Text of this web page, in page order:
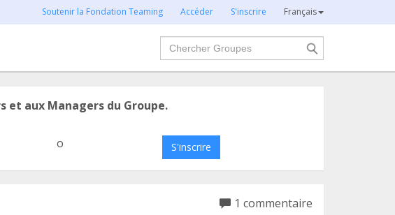
Soutenir la Fondation Teaming Accéder S'inscrire Français
Chercher
et aux Managers du Groupe.
o S'inscrire
1 commentaire